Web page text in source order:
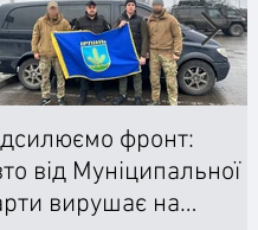
фронт:
від Муніципальної
вирушає на